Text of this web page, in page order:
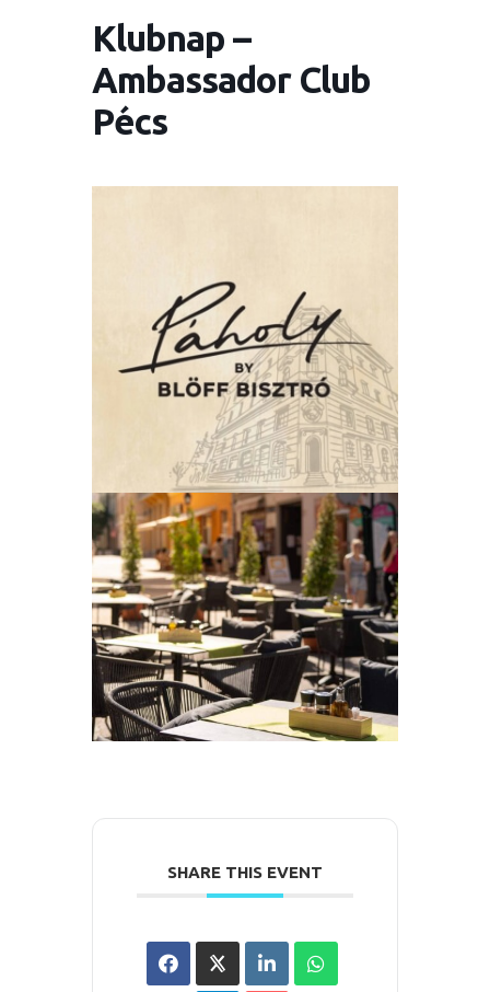
Klubnap –
Ambassador Club
Pécs
SHARE THIS EVENT